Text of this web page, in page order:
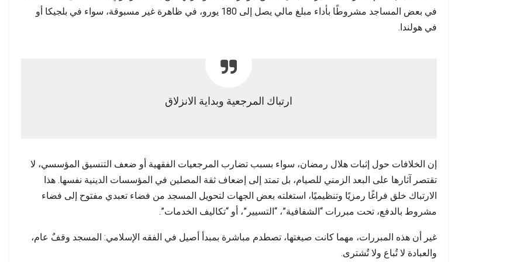
في بعض المساجد مشروطًا بأداء مبلغ مالي يصل إلى 180 يورو، في ظاهرة غير مسبوقة، سواء في بلجيكا أو
في هولندا.
ارتباك المرجعية وبداية الانزلاق
إن الخلافات حول إثبات هلال رمضان، سواء بسبب تضارب المرجعيات الفقهية أو ضعف التنسيق المؤسسي، لا
تقتصر آثارها على البعد الزمني للصيام، بل تمتد إلى إضعاف ثقة المصلين في المؤسسات الدينية نفسها. هذا
الارتباك خلق فراغًا رمزيًا وتنظيميًا، استغلته بعض الجهات لتحويل المسجد من فضاء تعبدي مفتوح إلى فضاء
مشروط بالدفع، تحت مبررات “الشفافية”، “التسيير”، أو “تكاليف الخدمات”.
غير أن هذه المبررات، مهما كانت صيغتها، تصطدم مباشرة بمبدأ أصيل في الفقه الإسلامي: المسجد وقفٌ عام،
والعبادة لا تُباع ولا تُشترى.
والولاء إلى جلالة…
مسؤولية استقبال آلاف…